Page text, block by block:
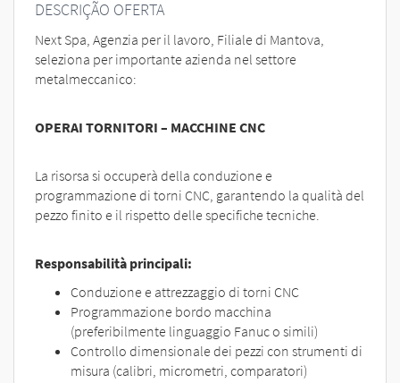
EN
FR
IT
DE
PT
DESCRIÇÃO OFERTA
Next Spa, Agenzia per il lavoro, Filiale di Mantova,
seleziona per importante azienda nel settore
metalmeccanico:
OPERAI TORNITORI – MACCHINE CNC
La risorsa si occuperà della conduzione e
programmazione di torni CNC, garantendo la qualità del
pezzo finito e il rispetto delle specifiche tecniche.
Responsabilità principali:
Conduzione e attrezzaggio di torni CNC
Programmazione bordo macchina
(preferibilmente linguaggio Fanuc o simili)
Controllo dimensionale dei pezzi con strumenti di
misura (calibri, micrometri, comparatori)